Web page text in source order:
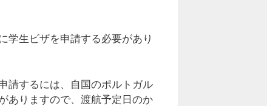
学生ビザを申請する必要があり
請するには、自国のポルトガル
ありますので、渡航予定日のか